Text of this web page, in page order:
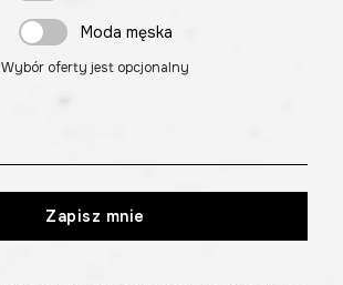
Moda męska
Wybór oferty jest opcjonalny
Zapisz mnie